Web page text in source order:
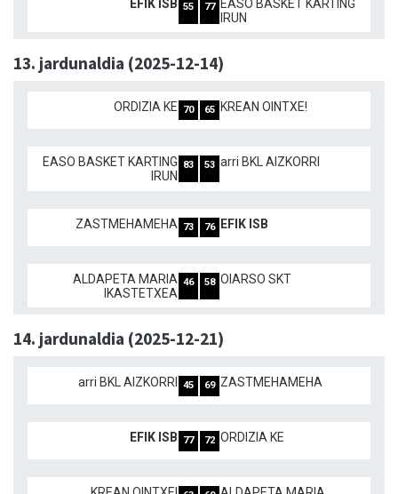
EFIK ISB 55 77 EASO BASKET KARTING
IRUN
13. jardunaldia (2025-12-14)
ORDIZIA KE 70 65 KREAN OINTXE!
EASO BASKET KARTING
IRUN
83 53 arri BKL AIZKORRI
ZASTMEHAMEHA 73 76 EFIK ISB
ALDAPETA MARIA
IKASTETXEA
46 58 OIARSO SKT
14. jardunaldia (2025-12-21)
arri BKL AIZKORRI 45 69 ZASTMEHAMEHA
EFIK ISB 77 72 ORDIZIA KE